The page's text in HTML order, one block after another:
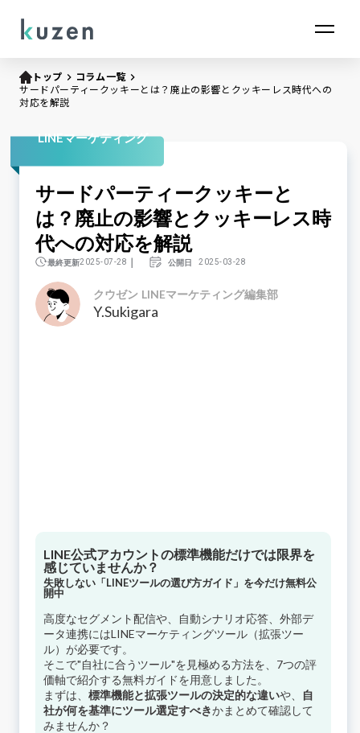
トップ keyboard_arrow_right コラム一覧keyboard_arrow_right
サードパーティークッキーとは？廃止の影響とクッキーレス時代への
対応を解説
LINEマーケティング
サードパーティークッキーと
は？廃止の影響とクッキーレス時
代への対応を解説
最終更新2025-07-28 ｜ 公開日 2025-03-28
クウゼン LINEマーケティング編集部
Y.Sukigara
LINE公式アカウントの標準機能だけでは限界を
感じていませんか？
失敗しない「LINEツールの選び方ガイド」を今だけ無料公
開中
高度なセグメント配信や、自動シナリオ応答、外部デ
ータ連携にはLINEマーケティングツール（拡張ツー
ル）が必要です。
そこで"自社に合うツール"を見極める方法を、7つの評
価軸で紹介する無料ガイドを用意しました。
まずは、 標準機能と拡張ツールの決定的な違いや、
自
社が何を基準にツール選定すべきかまとめて確認して
みませんか？